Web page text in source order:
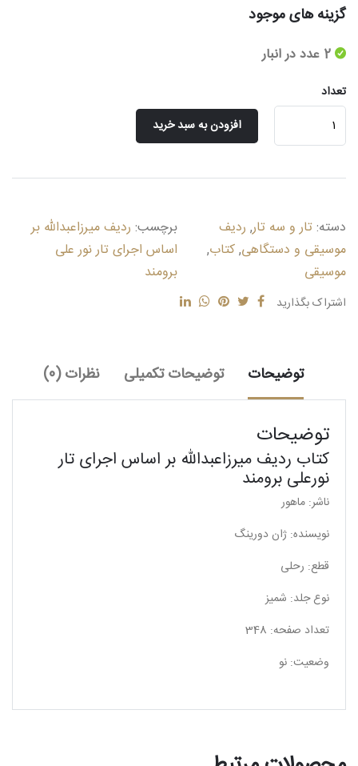
گزینه های موجود
تعداد
ردیف
میرزاعبدالله
نور
علی
برومند
افزودن به سبد خرید
دسته:تار و سه تار, ردیف
موسیقی و دستگاهی,کتاب,
موسیقی
برچسب: ردیف میرزاعبدالله بر
اساس اجرای تار نور علی
برومند
اشتراک بگذارید
توضیحات توضیحات تکمیلی نظرات (0)
توضیحات
کتاب ردیف میرزاعبدالله بر اساس اجرای تار
نورعلی برومند
ناشر: ماهور
نویسنده: ژان دورینگ
قطع: رحلی
نوع جلد: شمیز
تعداد صفحه: 348
وضعیت: نو